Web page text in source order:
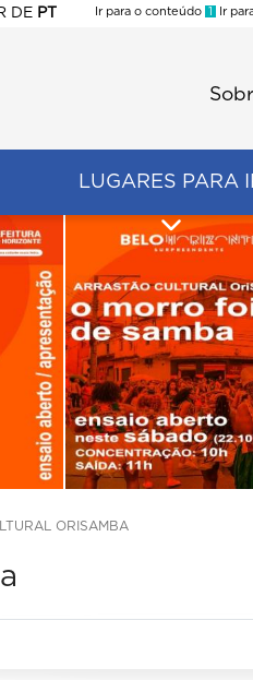
DE PT
Ir para o conteúdo 1 Ir
LUGARES PARA
ORISAMBA